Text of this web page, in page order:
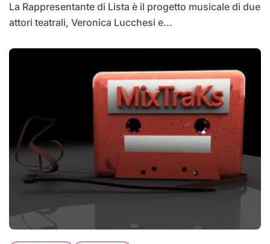
La Rappresentante di Lista è il progetto musicale di due
attori teatrali, Veronica Lucchesi e...